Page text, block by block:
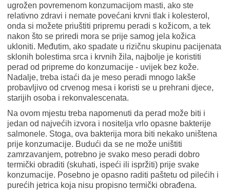
ugrožen povremenom konzumacijom masti, ako ste
relativno zdravi i nemate povećani krvni tlak i kolesterol,
onda si možete priuštiti pripremu peradi s kožicom, a tek
nakon što se priredi mora se prije samog jela kožica
ukloniti. Međutim, ako spadate u rizičnu skupinu pacijenata
sklonih bolestima srca i krvnih žila, najbolje je koristiti
perad od pripreme do konzumacije - uvijek bez kože.
Nadalje, treba istaći da je meso peradi mnogo lakše
probavljivo od crvenog mesa i koristi se u prehrani djece,
starijih osoba i rekonvalescenata.
Na ovom mjestu treba napomenuti da perad može biti i
jedan od najvećih izvora i nositelja vrlo opasne bakterije
salmonele. Stoga, ova bakterija mora biti nekako uništena
prije konzumacije. Budući da se ne može uništiti
zamrzavanjem, potrebno je svako meso peradi dobro
termički obraditi (skuhati, ispeći ili ispržiti) prije svake
konzumacije. Posebno je opasno raditi paštetu od pilećih i
purećih jetrica koja nisu propisno termički obrađena.